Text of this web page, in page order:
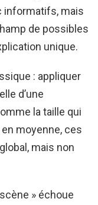
informatifs, mais
de possibles
unique.
: appliquer
d’une
la taille qui
moyenne, ces
mais non
» échoue